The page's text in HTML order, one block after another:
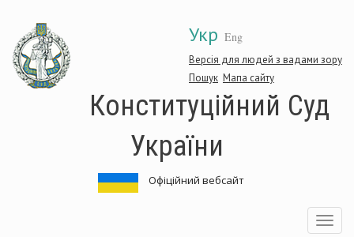
основного
матеріалу
Укр Eng
Версія для людей з вадами зору
Пошук Мапа сайту
Конституційний Суд
України
Офіційний вебсайт
Toggle